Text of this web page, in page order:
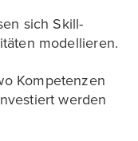
sich Skill-
modellieren.
Kompetenzen
werden